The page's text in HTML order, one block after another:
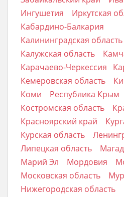
Ингушетия
Иркутская
Кабардино-Балкария
Калининградская область
Калужская область
Карачаево-Черкессия
Кемеровская область
Коми
Республика Крым
Костромская область
Красноярский край
Курская область
Липецкая область
Марий Эл
Мордовия
Московская область
Нижегородская область